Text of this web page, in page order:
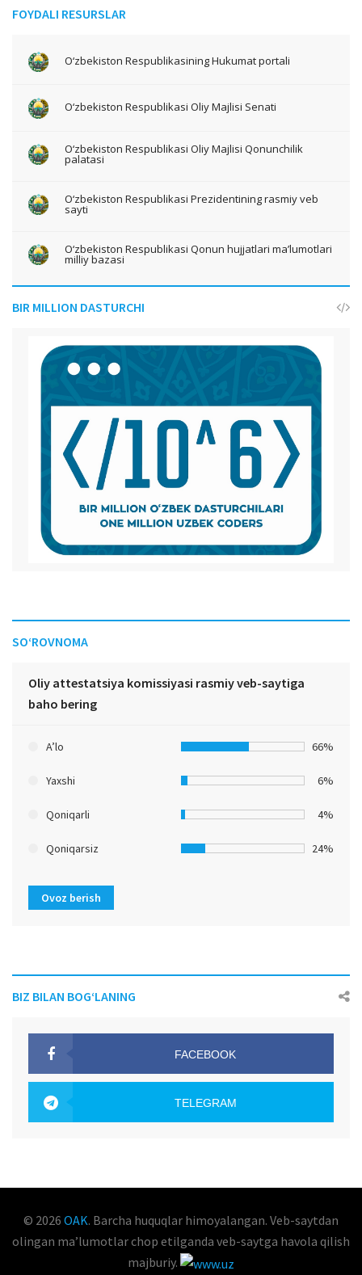
FOYDALI RESURSLAR
O‘zbekiston Respublikasining Hukumat portali
O‘zbekiston Respublikasi Oliy Majlisi Senati
O‘zbekiston Respublikasi Oliy Majlisi Qonunchilik
palatasi
O‘zbekiston Respublikasi Prezidentining rasmiy veb
sayti
O‘zbekiston Respublikasi Qonun hujjatlari ma’lumotlari
milliy bazasi
BIR MILLION DASTURCHI
SO‘ROVNOMA
Oliy attestatsiya komissiyasi rasmiy veb-saytiga
baho bering
A’lo 66%
Yaxshi 6%
Qoniqarli 4%
Qoniqarsiz 24%
Ovoz berish
BIZ BILAN BOG‘LANING
FACEBOOK
TELEGRAM
© 2026 OAK. Barcha huquqlar himoyalangan. Veb-saytdan
olingan maʼlumotlar chop etilganda veb-saytga havola qilish
majburiy.